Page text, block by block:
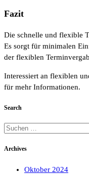
Fazit
Die schnelle und flexible
Es sorgt für minimalen
der flexiblen
Interessiert an flexiblen
für mehr Informationen.
Search
Suchen
Archives
Oktober 2024